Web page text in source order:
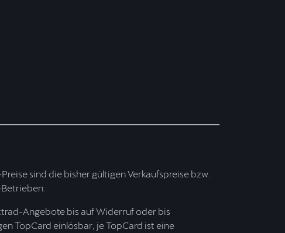
sind die bisher gültigen Verkaufspreise bzw.
Angebote bis auf Widerruf oder bis
TopCard einlösbar, je TopCard ist eine